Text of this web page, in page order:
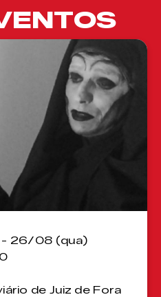
26/08 (qua)
de Juiz de Fora